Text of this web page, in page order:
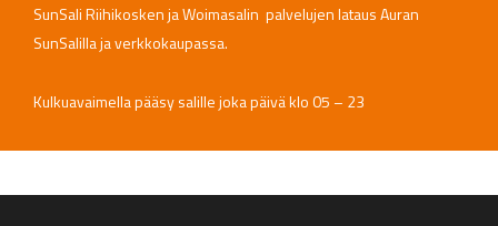
SunSali Riihikosken ja Woimasalin palvelujen lataus Auran
SunSalilla ja verkkokaupassa.
Kulkuavaimella pääsy salille joka päivä klo 05 – 23